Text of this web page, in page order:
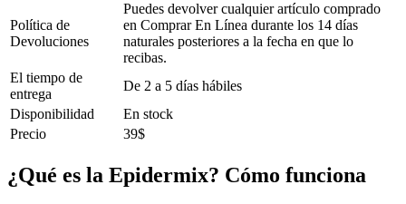
Política de
Devoluciones
Puedes devolver cualquier artículo comprado
en Comprar En Línea durante los 14 días
naturales posteriores a la fecha en que lo
recibas.
El tiempo de
entrega
De 2 a 5 días hábiles
Disponibilidad
En stock
Precio
39$
¿Qué es la Epidermix? Cómo funciona